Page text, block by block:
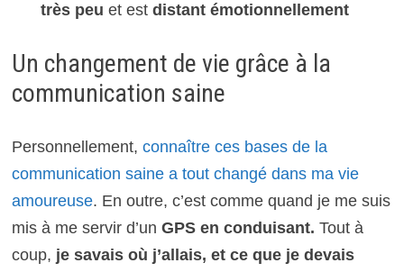
très peu et est distant émotionnellement
Un changement de vie grâce à la
communication saine
Personnellement, connaître ces bases de la
communication saine a tout changé dans ma vie
amoureuse. En outre, c’est comme quand je me suis
mis à me servir d’un GPS en conduisant. Tout à
coup, je savais où j’allais, et ce que je devais